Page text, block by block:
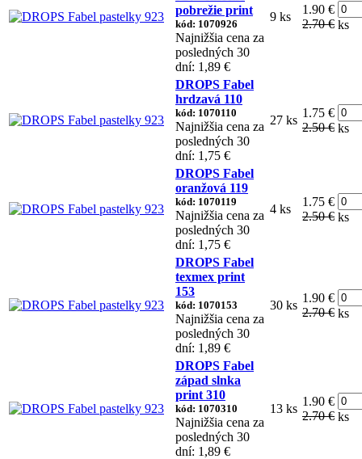
pobrežie print
kód: 1070926
Najnižšia cena za
posledných 30
dní: 1,89 €
9 ks
1.90 €
2.70 € ks
DROPS Fabel
hrdzavá 110
kód: 1070110
Najnižšia cena za
posledných 30
dní: 1,75 €
27 ks
1.75 €
2.50 € ks
DROPS Fabel
oranžová 119
kód: 1070119
Najnižšia cena za
posledných 30
dní: 1,75 €
4 ks
1.75 €
2.50 € ks
DROPS Fabel
texmex print
153
kód: 1070153
Najnižšia cena za
posledných 30
dní: 1,89 €
30 ks
1.90 €
2.70 € ks
DROPS Fabel
západ slnka
print 310
kód: 1070310
Najnižšia cena za
posledných 30
dní: 1,89 €
13 ks
1.90 €
2.70 € ks